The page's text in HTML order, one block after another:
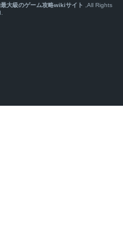
大級のゲーム攻略wikiサイト
,All Rights